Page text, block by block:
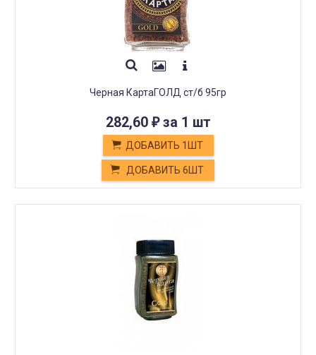
Черная КартаГОЛД ст/б 95гр
282,60 ₽за 1 шт
ДОБАВИТЬ 1ШТ
ДОБАВИТЬ 6ШТ